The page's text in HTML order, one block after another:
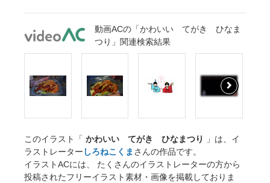
動画ACの「かわいい てがき ひなま
つり」関連検索結果
このイラスト「 かわいい てがき ひなまつり
」は、イ
ラストレーター しろねこくまさんの作品です。
イラストACには、 たくさんのイラストレーターの方から
投稿されたフリーイラスト素材・画像を掲載しておりま